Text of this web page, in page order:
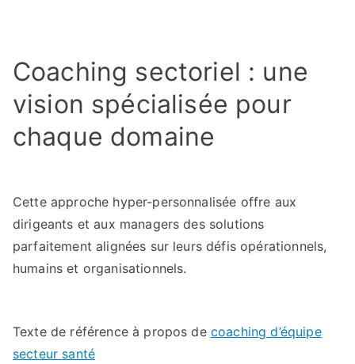
Coaching sectoriel : une
vision spécialisée pour
chaque domaine
Cette approche hyper-personnalisée offre aux
dirigeants et aux managers des solutions
parfaitement alignées sur leurs défis opérationnels,
humains et organisationnels.
Texte de référence à propos de coaching d’équipe
secteur santé